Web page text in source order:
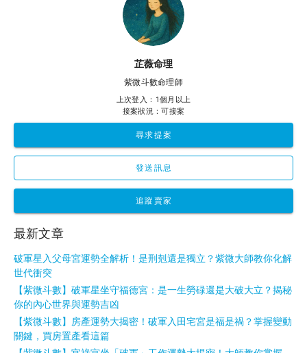
芷薇命理
紫微斗數命理師
上次登入：1個月以上
接案狀況：可接案
尋求提案
發送訊息
追蹤賣家
最新文章
破軍星入父母宮運勢全解析！是刑剋還是獨立？紫微大師教你化解
世代衝突
【紫微斗數】破軍星坐守福德宮：是一生勞碌還是大破大立？揭秘
你的內心世界與運勢吉凶
【紫微斗數】房產運勢大揭密！破軍入田宅宮是福是禍？掌握變動
關鍵，買房置產看這篇